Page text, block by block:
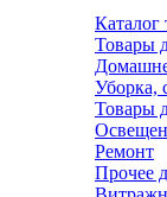
Каталог
Товары
Уборка,
Товары
Ремонт
Прочее